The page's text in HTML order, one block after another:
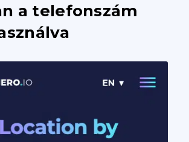
a telefonszám